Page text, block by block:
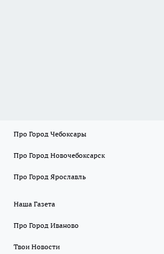
Про Город Чебоксары
Про Город Новочебоксарск
Про Город Ярославль
Наша Газета
Про Город Иваново
Твои Новости